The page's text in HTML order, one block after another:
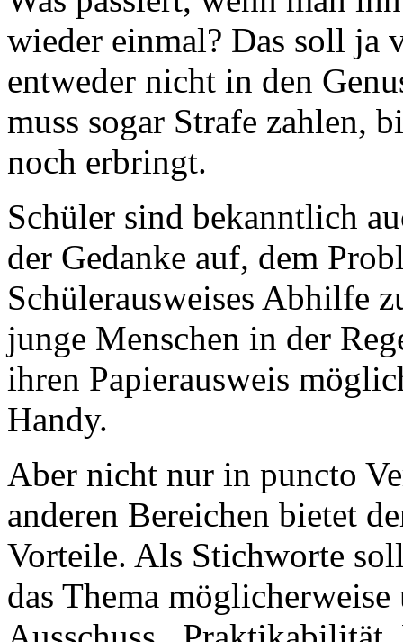
wieder einmal? Das soll ja
entweder nicht in den
muss sogar Strafe zahlen,
noch erbringt.
Schüler sind bekanntlich
der Gedanke auf, dem
Schülerausweises Abhilfe
junge Menschen in der
ihren Papierausweis
Handy.
Aber nicht nur in puncto
anderen Bereichen bietet
Vorteile. Als Stichworte
das Thema